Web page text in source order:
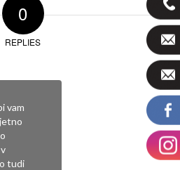
0
REPLIES
vam
tudi